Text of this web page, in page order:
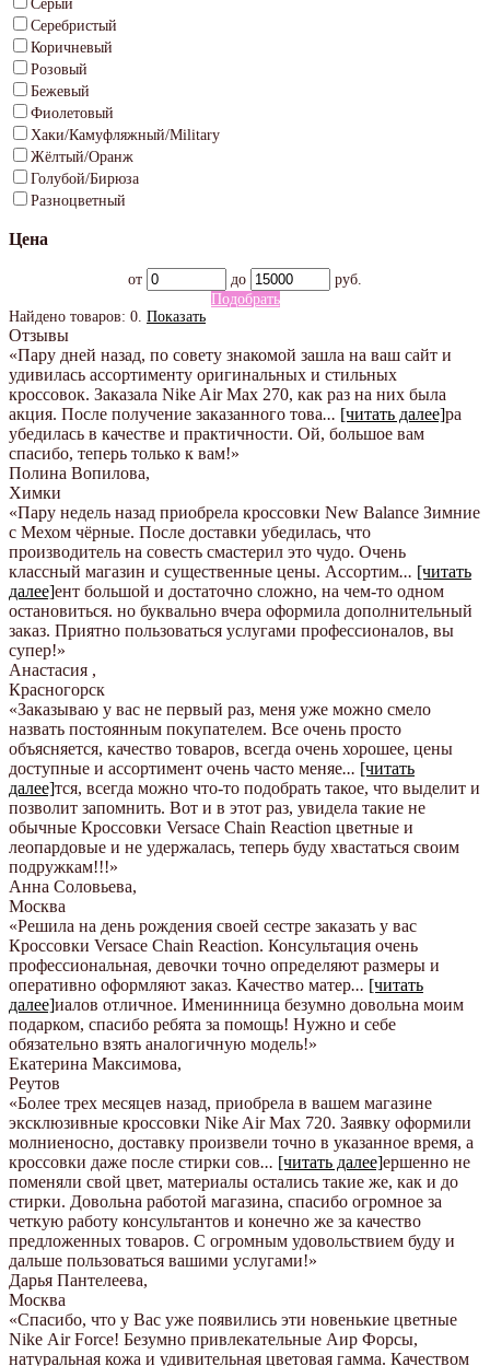
Серый
Серебристый
Коричневый
Розовый
Бежевый
Фиолетовый
Хаки/Камуфляжный/Military
Жёлтый/Оранж
Голубой/Бирюза
Разноцветный
Цена
от до
руб.
Подобрать
Найдено товаров: 0. Показать
Отзывы
«Пару дней назад, по совету знакомой зашла на ваш сайт и
удивилась ассортименту оригинальных и стильных
кроссовок. Заказала Nike Air Max 270, как раз на них была
акция. После получение заказанного това... [читать далее]ра
убедилась в качестве и практичности. Ой, большое вам
спасибо, теперь только к вам!»
Полина Вопилова,
Химки
«Пару недель назад приобрела кроссовки New Balance Зимние
с Мехом чёрные. После доставки убедилась, что
производитель на совесть смастерил это чудо. Очень
классный магазин и существенные цены. Ассортим... [читать
далее]ент большой и достаточно сложно, на чем-то одном
остановиться. но буквально вчера оформила дополнительный
заказ. Приятно пользоваться услугами профессионалов, вы
супер!»
Анастасия ,
Красногорск
«Заказываю у вас не первый раз, меня уже можно смело
назвать постоянным покупателем. Все очень просто
объясняется, качество товаров, всегда очень хорошее, цены
доступные и ассортимент очень часто меняе... [читать
далее]тся, всегда можно что-то подобрать такое, что выделит и
позволит запомнить. Вот и в этот раз, увидела такие не
обычные Кроссовки Versace Chain Reaction цветные и
леопардовые и не удержалась, теперь буду хвастаться своим
подружкам!!!»
Анна Соловьева,
Москва
«Решила на день рождения своей сестре заказать у вас
Кроссовки Versace Chain Reaction. Консультация очень
профессиональная, девочки точно определяют размеры и
оперативно оформляют заказ. Качество матер... [читать
далее]иалов отличное. Именинница безумно довольна моим
подарком, спасибо ребята за помощь! Нужно и себе
обязательно взять аналогичную модель!»
Екатерина Максимова,
Реутов
«Более трех месяцев назад, приобрела в вашем магазине
эксклюзивные кроссовки Nike Air Max 720. Заявку оформили
молниеносно, доставку произвели точно в указанное время, а
кроссовки даже после стирки сов... [читать далее]ершенно не
поменяли свой цвет, материалы остались такие же, как и до
стирки. Довольна работой магазина, спасибо огромное за
четкую работу консультантов и конечно же за качество
предложенных товаров. С огромным удовольствием буду и
дальше пользоваться вашими услугами!»
Дарья Пантелеева,
Москва
«Спасибо, что у Вас уже появились эти новенькие цветные
Nike Аir Force! Безумно привлекательные Аир Форсы,
натуральная кожа и удивительная цветовая гамма. Качеством